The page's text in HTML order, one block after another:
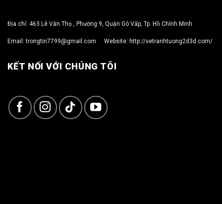
Địa chỉ: 463 Lê Văn Thọ , Phường 9, Quận Gò Vấp, Tp. Hồ Chính Minh
Email:trongtin7799@gmail.com Website: http://vetranhtuong2d3d.com/
KẾT NỐI VỚI CHÚNG TÔI